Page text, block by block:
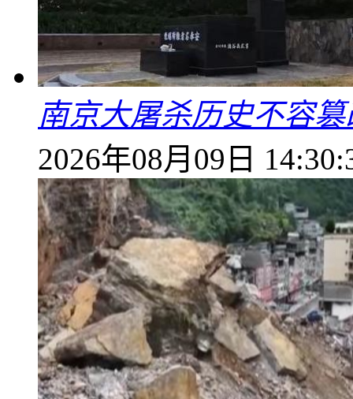
南京大屠杀历史不容
2026年08月09日